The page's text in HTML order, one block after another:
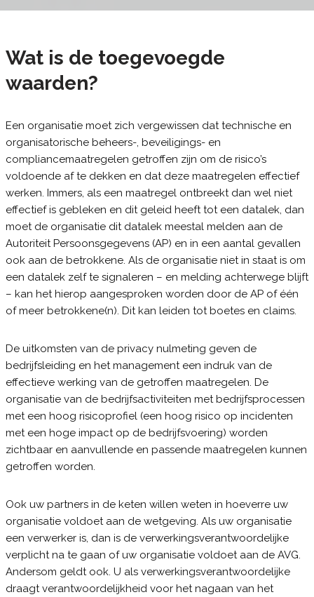
Wat is de toegevoegde
waarden?
Een organisatie moet zich vergewissen dat technische en
organisatorische beheers-, beveiligings- en
compliancemaatregelen getroffen zijn om de risico’s
voldoende af te dekken en dat deze maatregelen effectief
werken. Immers, als een maatregel ontbreekt dan wel niet
effectief is gebleken en dit geleid heeft tot een datalek, dan
moet de organisatie dit datalek meestal melden aan de
Autoriteit Persoonsgegevens (AP) en in een aantal gevallen
ook aan de betrokkene. Als de organisatie niet in staat is om
een datalek zelf te signaleren – en melding achterwege blijft
– kan het hierop aangesproken worden door de AP of één
of meer betrokkene(n). Dit kan leiden tot boetes en claims.
De uitkomsten van de privacy nulmeting geven de
bedrijfsleiding en het management een indruk van de
effectieve werking van de getroffen maatregelen. De
organisatie van de bedrijfsactiviteiten met bedrijfsprocessen
met een hoog risicoprofiel (een hoog risico op incidenten
met een hoge impact op de bedrijfsvoering) worden
zichtbaar en aanvullende en passende maatregelen kunnen
getroffen worden.
Ook uw partners in de keten willen weten in hoeverre uw
organisatie voldoet aan de wetgeving. Als uw organisatie
een verwerker is, dan is de verwerkingsverantwoordelijke
verplicht na te gaan of uw organisatie voldoet aan de AVG.
Andersom geldt ook. U als verwerkingsverantwoordelijke
draagt verantwoordelijkheid voor het nagaan van het